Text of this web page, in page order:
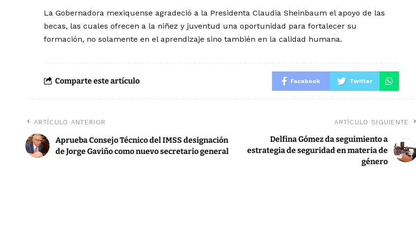
La Gobernadora mexiquense agradeció a la Presidenta Claudia Sheinbaum el apoyo de las
becas, las cuales ofrecen a la niñez y juventud una oportunidad para fortalecer su
formación, no solamente en el aprendizaje sino también en la calidad humana.
Comparte este artículo Facebook Twitter
ARTÍCULO ANTERIOR
Aprueba Consejo Técnico del IMSS designación
de Jorge Gaviño como nuevo secretario general
ARTÍCULO SIGUIENTE
Delfina Gómez da seguimiento a
estrategia de seguridad en materia de
género